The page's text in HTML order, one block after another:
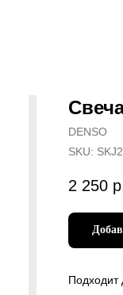
DENSO
SKU:
2 250
Подходит